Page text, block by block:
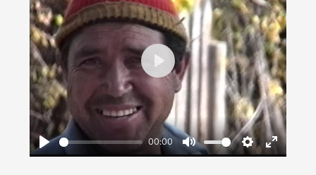
Play
00:00
Mute SettingsEnter
Play